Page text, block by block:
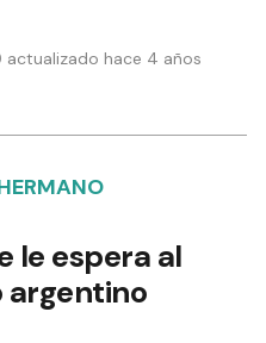
hace 4 años
le espera al
argentino